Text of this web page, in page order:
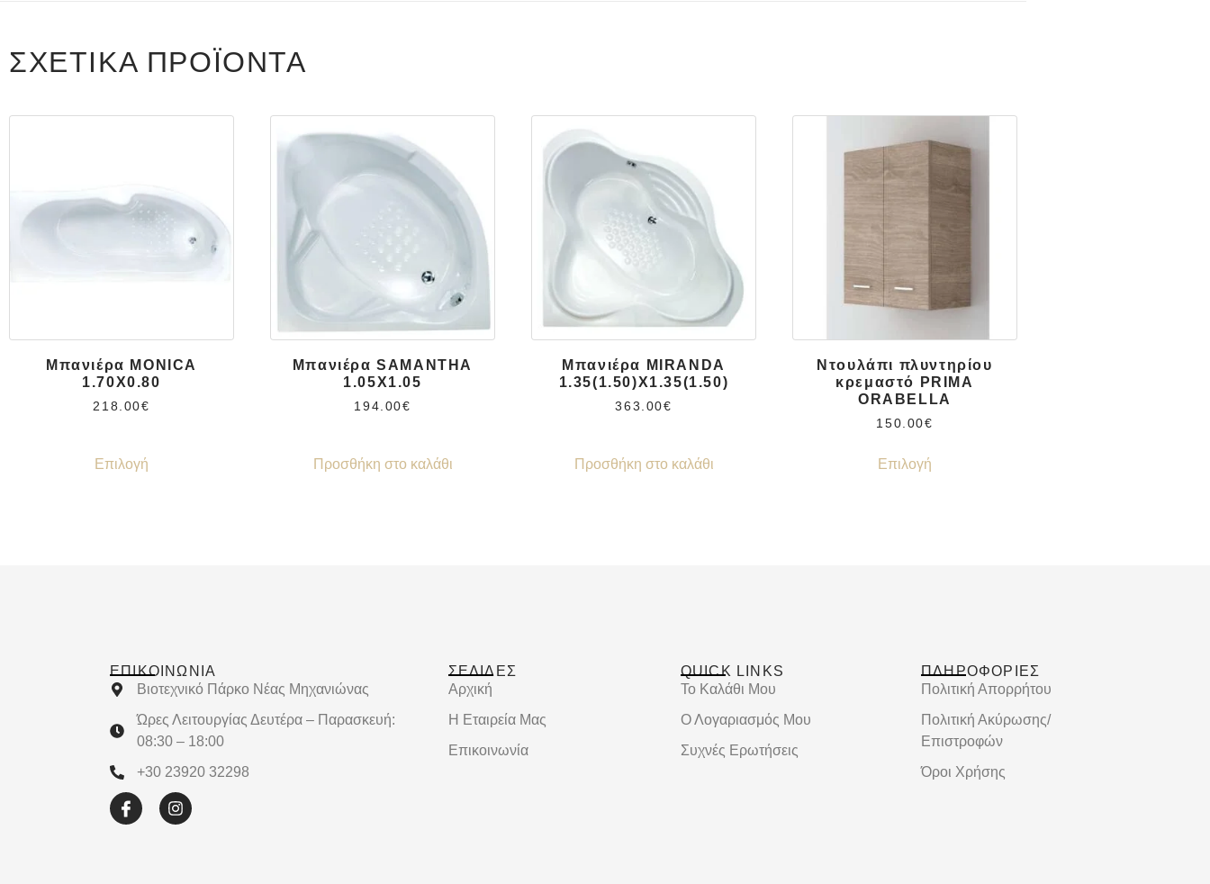
ΣΧΕΤΙΚΆ ΠΡΟΪΌΝΤΑ
Μπανιέρα MONICA
1.70X0.80
218.00€
Επιλογή
Μπανιέρα SAMANTHA
1.05X1.05
194.00€
Προσθήκη στο καλάθι
Μπανιέρα MIRANDA
1.35(1.50)X1.35(1.50)
363.00€
Προσθήκη στο καλάθι
Ντουλάπι πλυντηρίου
κρεμαστό PRIMA
ORABELLA
150.00€
Επιλογή
ΕΠΙΚΟΙΝΩΝΊΑ
Βιοτεχνικό Πάρκο Νέας Μηχανιώνας
Ώρες Λειτουργίας Δευτέρα – Παρασκευή:
08:30 – 18:00
+30 23920 32298
ΣΕΛΙΔΕΣ
Αρχική
Η Εταιρεία Μας
Επικοινωνία
QUICK LINKS
Το Καλάθι Μου
Ο Λογαριασμός Μου
Συχνές Ερωτήσεις
ΠΛΗΡΟΦΟΡΙΕΣ
Πολιτική Απορρήτου
Πολιτική Ακύρωσης/
Επιστροφών
Όροι Χρήσης